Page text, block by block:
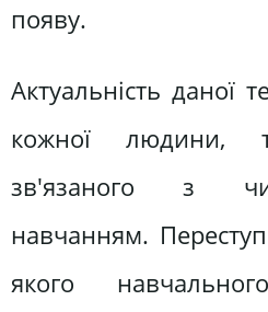
появу.
Актуальність даної
кожної людини,
зв'язаного з
навчанням.
якого